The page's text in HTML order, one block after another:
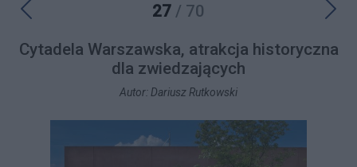
27 / 70
Cytadela Warszawska, atrakcja historyczna
dla zwiedzających
Autor: Dariusz Rutkowski